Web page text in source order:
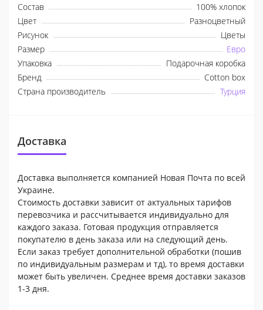
Состав
100% хлопок
Цвет
Разноцветный
Рисунок
Цветы
Размер
Евро
Упаковка
Подарочная коробка
Бренд
Cotton box
Страна производитель
Турция
Доставка
Доставка выполняется компанией Новая Почта по всей
Украине.
Стоимость доставки зависит от актуальных тарифов
перевозчика и рассчитывается индивидуально для
каждого заказа. Готовая продукция отправляется
покупателю в день заказа или на следующий день.
Если заказ требует дополнительной обработки (пошив
по индивидуальным размерам и тд), то время доставки
может быть увеличен. Среднее время доставки заказов
1-3 дня.